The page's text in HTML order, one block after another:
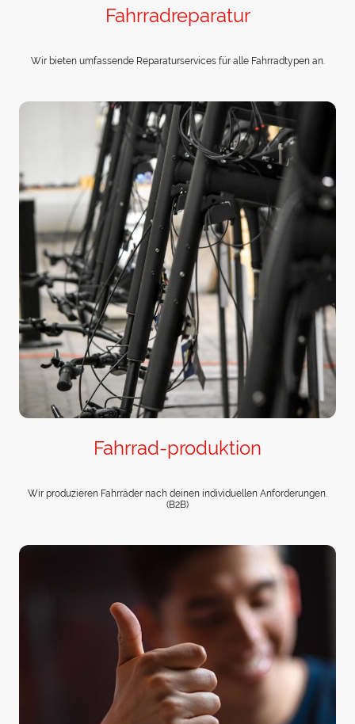
Fahrradreparatur
Wir bieten umfassende Reparaturservices für alle Fahrradtypen an.
Fahrrad-produktion
Wir produzieren Fahrräder nach deinen individuellen Anforderungen.
(B2B)